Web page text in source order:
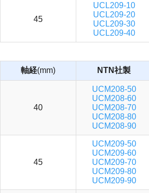
45
UCL209-10
UCL209-20
UCL209-30
UCL209-40
軸経(mm) NTN社製
40
UCM208-50
UCM208-60
UCM208-70
UCM208-80
UCM208-90
45
UCM209-50
UCM209-60
UCM209-70
UCM209-80
UCM209-90